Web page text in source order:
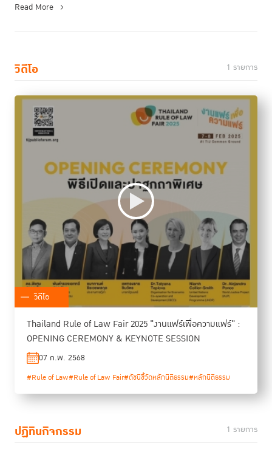
Read More
วิดีโอ 1 รายการ
วิดีโอ
Thailand Rule of Law Fair 2025 "งานแฟร์เพื่อความแฟร์" :
OPENING CEREMONY & KEYNOTE SESSION
07 ก.พ. 2568
#Rule of Law#Rule of Law Fair#ดัชนีชี้วัดหลักนิติธรรม#หลักนิติธรรม
ปฏิทินกิจกรรม 1 รายการ